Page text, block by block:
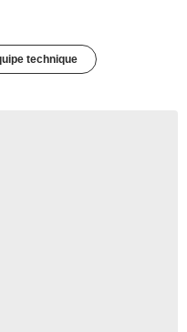
technique